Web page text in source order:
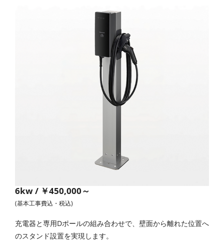
6kw / ￥450,000～
(基本工事費込・税込)
充電器と専用Dポールの組み合わせで、壁面から離れた位置へ
のスタンド設置を実現します。